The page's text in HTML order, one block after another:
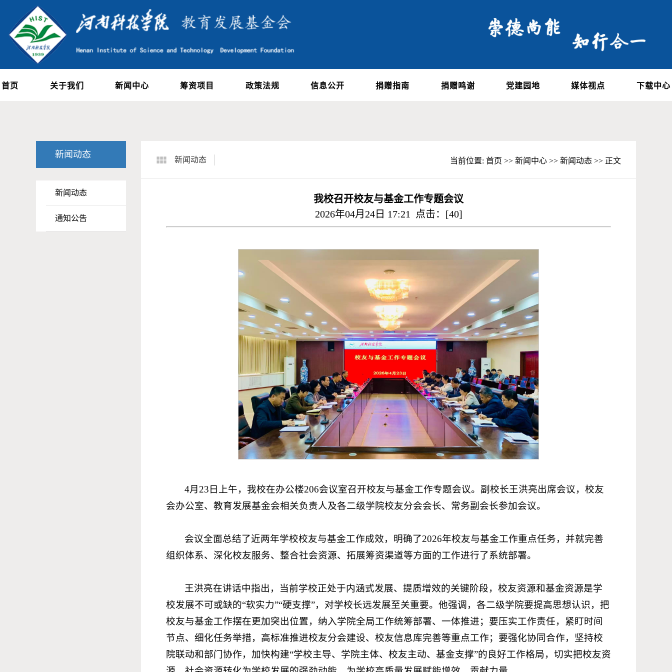
首页 关于我们 新闻中心 筹资项目 政策法规 信息公开 捐赠指南 捐赠鸣谢 党建园地 媒体视点 下载中心
新闻动态
新闻动态
通知公告
新闻动态 当前位置: 首页 >> 新闻中心 >> 新闻动态 >> 正文
我校召开校友与基金工作专题会议
2026年04月24日 17:21 点击：[40]
4月23日上午，我校在办公楼206会议室召开校友与基金工作专题会议。副校长王洪亮出席会议，校友
会办公室、教育发展基金会相关负责人及各二级学院校友分会会长、常务副会长参加会议。
会议全面总结了近两年学校校友与基金工作成效，明确了2026年校友与基金工作重点任务，并就完善
组织体系、深化校友服务、整合社会资源、拓展筹资渠道等方面的工作进行了系统部署。
王洪亮在讲话中指出，当前学校正处于内涵式发展、提质增效的关键阶段，校友资源和基金资源是学
校发展不可或缺的“软实力”“硬支撑”，对学校长远发展至关重要。他强调，各二级学院要提高思想认识，把
校友与基金工作摆在更加突出位置，纳入学院全局工作统筹部署、一体推进；要压实工作责任，紧盯时间
节点、细化任务举措，高标准推进校友分会建设、校友信息库完善等重点工作；要强化协同合作，坚持校
院联动和部门协作，加快构建“学校主导、学院主体、校友主动、基金支撑”的良好工作格局，切实把校友资